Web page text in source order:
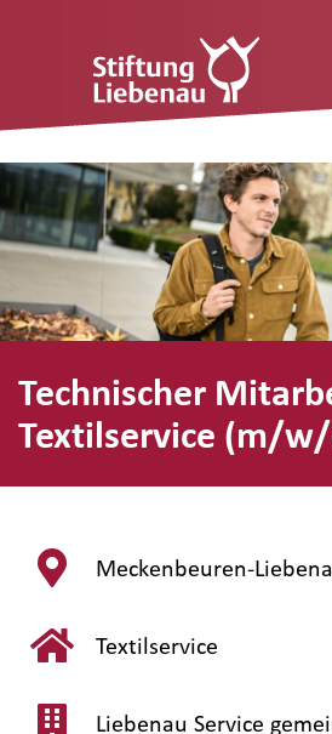
Technischer
Textilservice (m/
Meckenbeuren-
Textilservice
Liebenau Service